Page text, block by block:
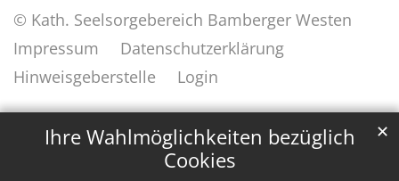
Ihre Wahlmöglichkeiten bezüglich
Cookies
✕
© Kath. Seelsorgebereich Bamberger Westen
Impressum
Datenschutzerklärung
Hinweisgeberstelle
Login